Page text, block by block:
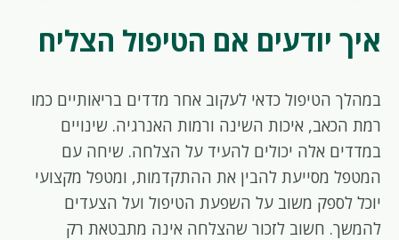
איך יודעים אם הטיפול הצליח
במהלך הטיפול כדאי לעקוב אחר מדדים בריאותיים כמו
רמת הכאב, איכות השינה ורמות האנרגיה. שינויים
במדדים אלה יכולים להעיד על הצלחה. שיחה עם
המטפל מסייעת להבין את ההתקדמות, ומטפל מקצועי
יוכל לספק משוב על השפעת הטיפול ועל הצעדים
להמשך. חשוב לזכור שהצלחה אינה מתבטאת רק